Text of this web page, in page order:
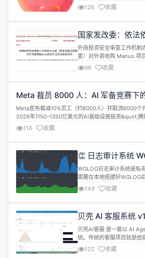
族一贯的&ldquo;克制、高
向上抽象统一接口屏蔽模型
库、MCP 协议与复杂流控
26。 核心架构...
126 收藏
国家发改委：依法
Manus 项目作出
外商投资安全审查工作机制
委）对外资收购 Manus 项
法依规对外资收购 Manus
要求当事人撤销该收购交易
亿美元收购通用 AI 智能体
96 收藏
Meta 裁员 8000 人：AI 军备竞赛下
Meta宣布裁减10%员工（约8000人）并取消6000个
2026年1150-1350亿美元的AI基础设施投资&quot;
2023年&quot;效率年&quot;后又一次大规模人员精
力成本向算力资本转移的结构性转变。 2026年4月23
Janelle Gale在内部备...
116 收藏
👏 日志审计系统
发布
WGLOG日志审计系统是私
需要在本地搭建好WGLOG
器来访问使用即可，不需
WGLOG是一款轻量级的日
时收集服务器、主机、网络
入 采集日志完成后统一进行
和进行展现，并具备日志的...
149 收藏
贝壳 AI 客服系统
贝壳AI客服 是一套以 AI
统。传统的客服项目就是给
RAG 通过查询知识库中的
核心能力是支持通过外部系
122 收藏